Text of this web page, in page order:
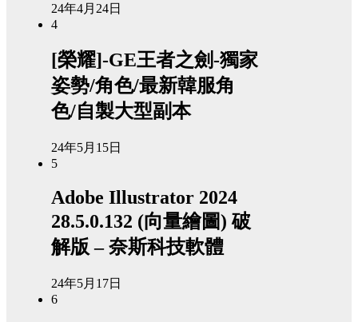
24年4月24日
4
[榮耀]-GE王者之劍-獨家
姿勢/角色/最新韓服角
色/自製大型副本
24年5月15日
5
Adobe Illustrator 2024
28.5.0.132 (向量繪圖) 破
解版 – 奈斯科技軟體
24年5月17日
6